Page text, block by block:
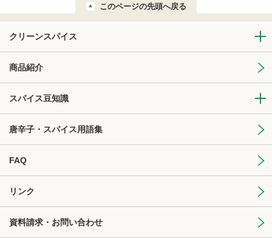
このページの先頭へ戻る
クリーンスパイス
商品紹介
スパイス豆知識
唐辛子・スパイス用語集
FAQ
リンク
資料請求・お問い合わせ